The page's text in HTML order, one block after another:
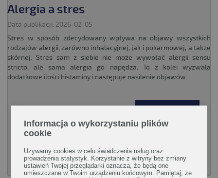
Alergia a stres
Data publikacji: 2026-02-05
Stres w sposób zdecydowany wpływa na objawy wszystkich
rodzajów alergii, zarówno inhalacyjnej, jak i pokarmowej, a także
skórnej. Stres sam z siebie nie może wywołać alergii sensu
stricto, ale sama alergia go napędza. To z kolei wyzwala
dodatkowe ilości histaminy i następuje nasilenie objawów...
Poradnik Silmed
KLIKNIJ, ABY POBRAĆ PORADNK
Informacja o wykorzystaniu plików
cookie
Używamy cookies w celu świadczenia usług oraz
prowadzenia statystyk. Korzystanie z witryny bez zmiany
ustawień Twojej przeglądarki oznacza, że będą one
umieszczane w Twoim urządzeniu końcowym. Pamiętaj, że